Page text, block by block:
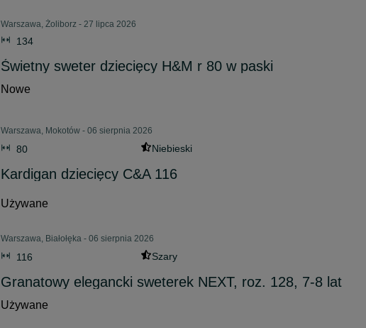
Warszawa, Żoliborz - 27 lipca 2026
134
Świetny sweter dziecięcy H&M r 80 w paski
Nowe
Warszawa, Mokotów - 06 sierpnia 2026
80 Niebieski
Kardigan dziecięcy C&A 116
Używane
Warszawa, Białołęka - 06 sierpnia 2026
116 Szary
Granatowy elegancki sweterek NEXT, roz. 128, 7-8 lat
Używane